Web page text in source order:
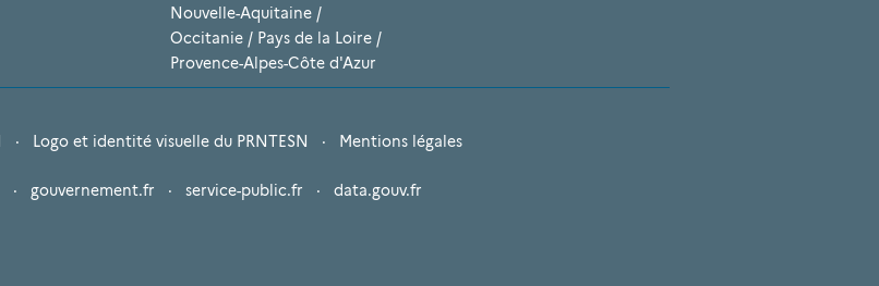
Nouvelle-Aquitaine /
Occitanie / Pays de la Loire /
Provence-Alpes-Côte d'Azur
· Logo et identité visuelle du PRNTESN · Mentions légales
· gouvernement.fr · service-public.fr · data.gouv.fr